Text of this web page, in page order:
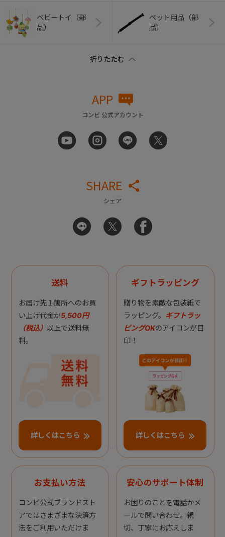
ベビートイ（部
品）
ペット用品（部
品）
APP
コンビ 公式アカウント
SHARE
シェア
送料
お届け先１箇所へのお買
い上げ代金が5,500円
（税込） 以上で送料無
料。
詳しくはこちら
ギフトラッピング
贈り物を素敵な包装紙で
ラッピング。 ギフトラッ
ピングOKのアイコンが目
印！
詳しくはこちら
お支払い方法
コンビ公式ブランドスト
アではさまざまな決済方
法をご利用いただけま
安心のサポート体制
お困りのことを電話かメ
ールで問い合わせ。親
切、丁寧にお応えしま